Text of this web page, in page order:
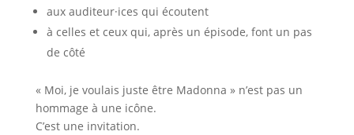
aux auditeur·ices qui écoutent
à celles et ceux qui, après un épisode, font un pas
de côté
« Moi, je voulais juste être Madonna » n’est pas un
hommage à une icône.
C’est une invitation.